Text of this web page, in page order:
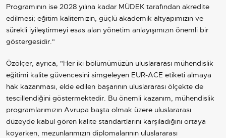
Programının ise 2028 yılına kadar MÜDEK tarafından akredite
edilmesi; eğitim kalitemizin, güçlü akademik altyapımızın ve
sürekli iyileştirmeyi esas alan yönetim anlayışımızın önemli bir
göstergesidir."
Özölçer, ayrıca, "Her iki bölümümüzün uluslararası mühendislik
eğitimi kalite güvencesini simgeleyen EUR-ACE etiketi almaya
hak kazanması, elde edilen başarının uluslararası ölçekte de
tescillendiğini göstermektedir. Bu önemli kazanım, mühendislik
programlarımızın Avrupa başta olmak üzere uluslararası
düzeyde kabul gören kalite standartlarını karşıladığını ortaya
koyarken, mezunlarımızın diplomalarının uluslararası